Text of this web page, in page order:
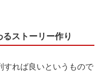
ストーリー作り
すれば良いというもので